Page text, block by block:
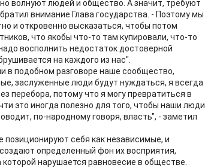
волнуют людей и общество. А значит, требуют
внимание Глава государства. - Поэтому мы
и откровенно высказаться, чтобы потом
что якобы что-то там купировали, что-то
восполнить недостаток достоверной
на каждого из нас".
в подобном разговоре наше сообщество,
заслуженные люди будут нуждаться, я всегда
перебора, потому что я могу превратиться в
это иногда полезно для того, чтобы наши люди
по-народному говоря, власть", - заметил
себя как независимые, и
определенный фон их восприятия,
нарушается равновесие в обществе.